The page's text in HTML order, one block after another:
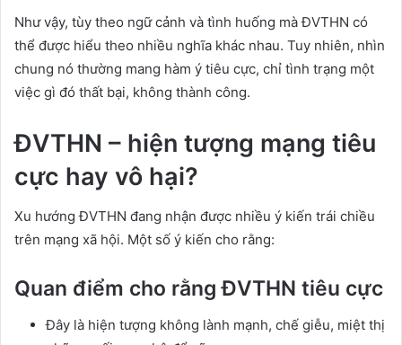
Như vậy, tùy theo ngữ cảnh và tình huống mà ĐVTHN có
thể được hiểu theo nhiều nghĩa khác nhau. Tuy nhiên, nhìn
chung nó thường mang hàm ý tiêu cực, chỉ tình trạng một
việc gì đó thất bại, không thành công.
ĐVTHN – hiện tượng mạng tiêu
cực hay vô hại?
Xu hướng ĐVTHN đang nhận được nhiều ý kiến trái chiều
trên mạng xã hội. Một số ý kiến cho rằng:
Quan điểm cho rằng ĐVTHN tiêu cực
Đây là hiện tượng không lành mạnh, chế giễu, miệt thị